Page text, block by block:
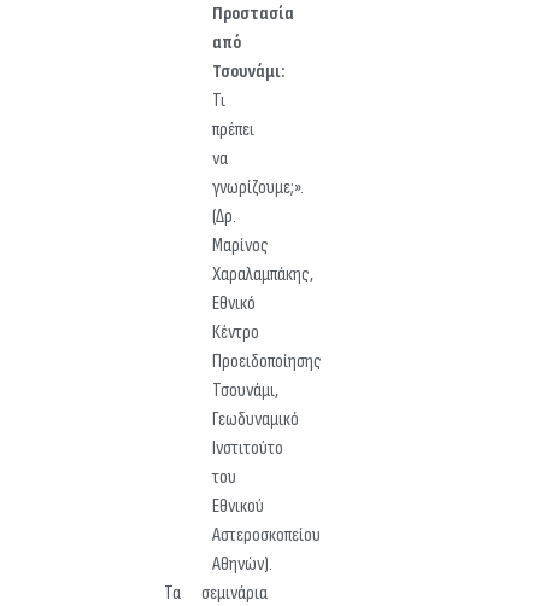
Προστασία
από
Τσουνάμι:
Τι
πρέπει
να
γνωρίζουμε;».
(Δρ.
Μαρίνος
Χαραλαμπάκης,
Εθνικό
Κέντρο
Προειδοποίησης
Τσουνάμι,
Γεωδυναμικό
Ινστιτούτο
του
Εθνικού
Αστεροσκοπείου
Αθηνών).
Τα σεμινάρια